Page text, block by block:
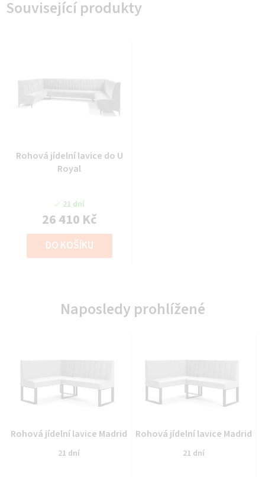
Související produkty
Rohová jídelní lavice do U
Royal
21 dní
26 410 Kč
DO KOŠÍKU
Naposledy prohlížené
Průměrné
hodnocení
produktu
Rohová jídelní lavice Madrid
21 dní
Průměrné
hodnocení
produktu
Rohová jídelní lavice Madrid
21 dní